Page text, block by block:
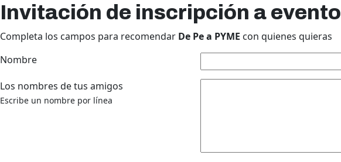
Invitación de inscripción a evento
Completa los campos para recomendar De Pe a PYME con quienes quieras
Nombre
Los nombres de tus amigos
Escribe un nombre por línea